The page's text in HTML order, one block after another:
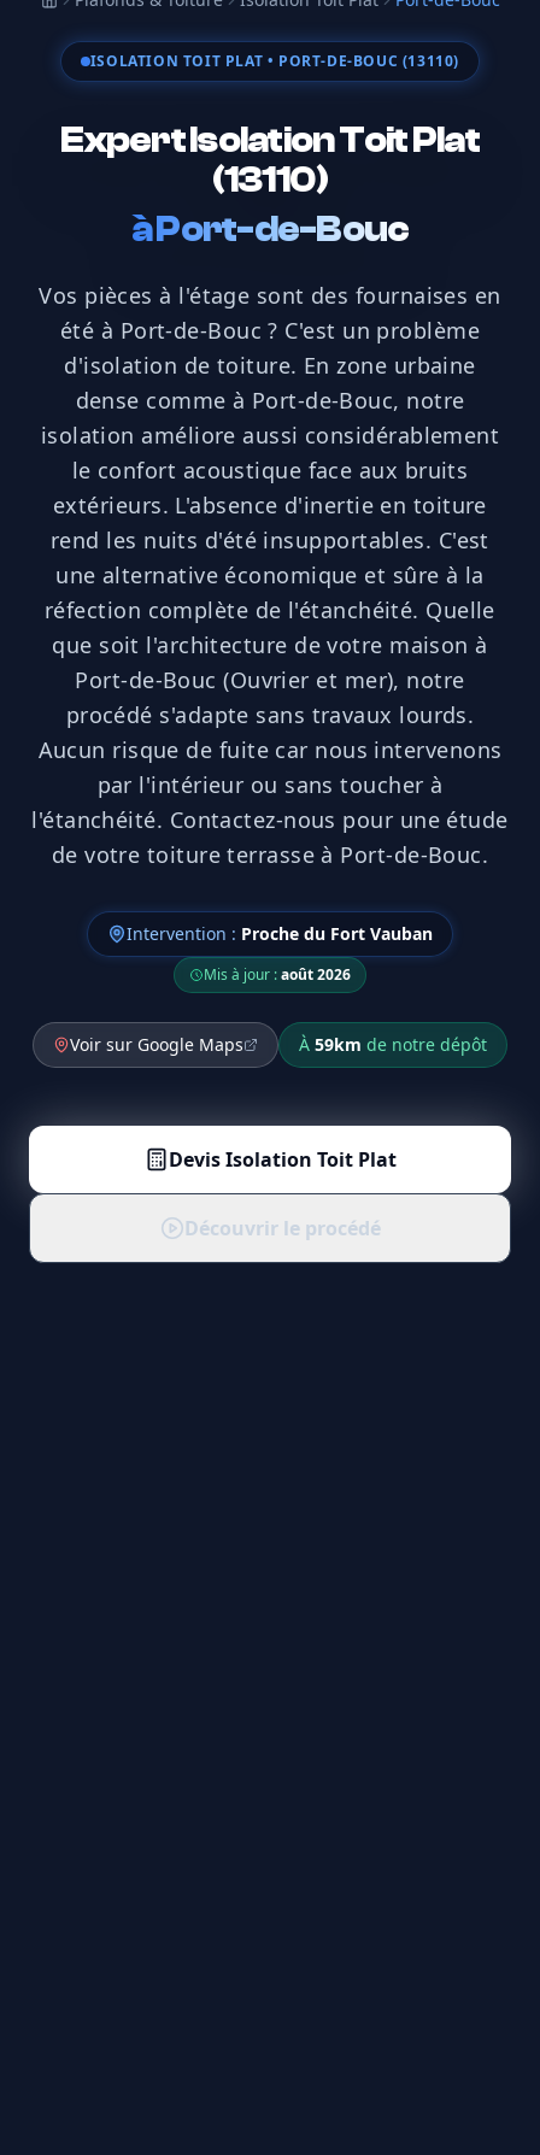
Accueil
ISOLATION TOIT PLAT • PORT-DE-BOUC (13110)
Expert Isolation Toit Plat
(13110)
àPort-de-Bouc
Vos pièces à l'étage sont des fournaises en
été à Port-de-Bouc ? C'est un problème
d'isolation de toiture. En zone urbaine
dense comme à Port-de-Bouc, notre
isolation améliore aussi considérablement
le confort acoustique face aux bruits
extérieurs. L'absence d'inertie en toiture
rend les nuits d'été insupportables. C'est
une alternative économique et sûre à la
réfection complète de l'étanchéité. Quelle
que soit l'architecture de votre maison à
Port-de-Bouc (Ouvrier et mer), notre
procédé s'adapte sans travaux lourds.
Aucun risque de fuite car nous intervenons
par l'intérieur ou sans toucher à
l'étanchéité. Contactez-nous pour une étude
de votre toiture terrasse à Port-de-Bouc.
Intervention : Proche du Fort Vauban
Mis à jour :août 2026
Voir sur Google Maps À 59km de notre dépôt
DevisIsolation Toit Plat
Découvrir le procédé